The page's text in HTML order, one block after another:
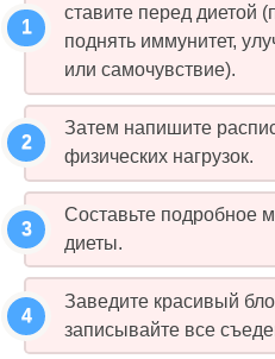
ставите перед диетой
поднять иммунитет,
или самочувствие).
Затем напишите
физических нагрузок.
Составьте подробное
диеты.
Заведите красивый
записывайте все